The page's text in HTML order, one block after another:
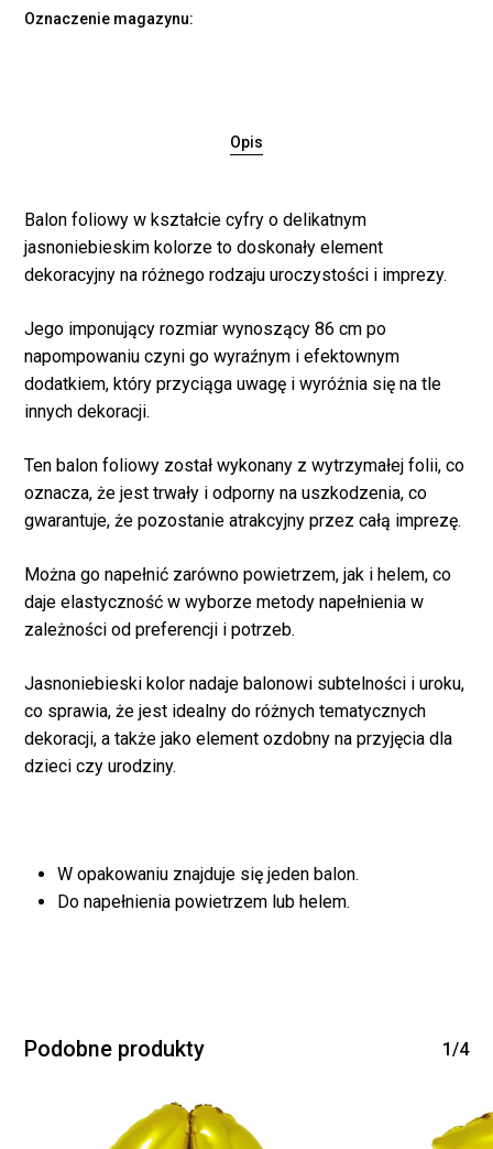
Brak produktów w
koszyku.
Oznaczenie magazynu:
Opis
Balon foliowy w kształcie cyfry o delikatnym
jasnoniebieskim kolorze to doskonały element
dekoracyjny na różnego rodzaju uroczystości i imprezy.
Jego imponujący rozmiar wynoszący 86 cm po
napompowaniu czyni go wyraźnym i efektownym
dodatkiem, który przyciąga uwagę i wyróżnia się na tle
innych dekoracji.
Ten balon foliowy został wykonany z wytrzymałej folii, co
oznacza, że jest trwały i odporny na uszkodzenia, co
gwarantuje, że pozostanie atrakcyjny przez całą imprezę.
Można go napełnić zarówno powietrzem, jak i helem, co
daje elastyczność w wyborze metody napełnienia w
zależności od preferencji i potrzeb.
Jasnoniebieski kolor nadaje balonowi subtelności i uroku,
co sprawia, że jest idealny do różnych tematycznych
dekoracji, a także jako element ozdobny na przyjęcia dla
dzieci czy urodziny.
W opakowaniu znajduje się jeden balon.
Do napełnienia powietrzem lub helem.
Podobne produkty 1/4